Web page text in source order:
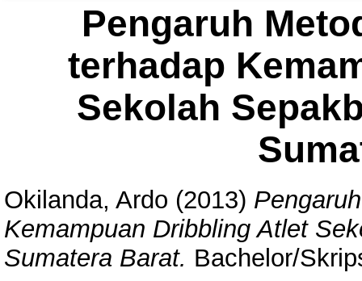
Pengaruh
terhadap
Sekolah
Okilanda, Ardo (2013)
Kemampuan Dribbling Atlet
Sumatera Barat. Bachelor/